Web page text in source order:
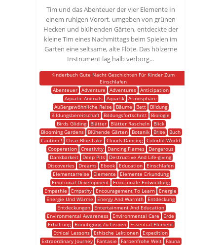
Tim und das Abenteuer der vier Elemente In
einem ruhigen Vorort, umgeben von grünen
Hecken und blühenden Gärten, entdeckte der
kleine Tim eines Nachmittags beim Spielen im
Garten eine seltsame, alte Flöte. Das hölzerne
Instrument lag halb verborg...
Kinderbuch Gute Nacht Geschichten Für Kinder Zum
Einschlafen
Abenteuer
Adventure Adventures
Anticipation
Aquatic Animals
Aquatik
Atmosphäre
Außergewöhnliche Reise
Bäume Bett
Bildung
Bildungsbereitschaft
Bildungsfortschritt
Biologie
Birds Gliding
Blätter Blätter Rascheln
Blick
Blooming Gardens
Blühende Gärten Botanik Brise
Buch
Caution !
Clear Blue Lake Clouds Dancing Colorful World
Cooperation
Creativity Dancing Flames
Dangerous
Dankbarkeit
Deep Pits
Destructive And Life-giving
Discoveries
Dreams Ebook Education
Einschlafen
Elementarreise
Elemente
Elemente Erkundung
Emotional Development
Emotionale Entwicklung
Empathie
Empathy Encouragement To Learn
Energie
Energie Und Wärme
Energy And Warmth
Entdeckung
Entdeckungen
Entertainment And Education
Environmental Awareness
Environmental Care
Erde
Erhaltung
Ermutigung Zu Lernen
Essential Element
Ethical Lessons
Ethische Lektionen
Expedition
Extraordinary Journey
Fantasie Farbenfrohe Welt
Fauna